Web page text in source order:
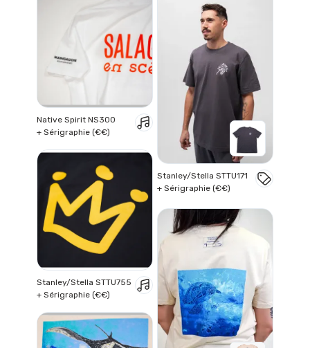
Native Spirit NS300
+ Sérigraphie (€€)
Stanley/Stella STTU171
+ Sérigraphie (€€)
Stanley/Stella STTU755
+ Sérigraphie (€€)